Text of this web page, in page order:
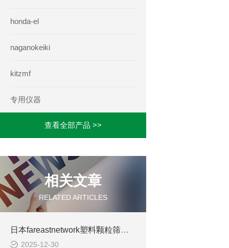
honda-el
naganokeiki
kitzmf
专用仪器
查看全部产品 >>
相关文章
RELATED ARTICLES
日本fareastnetwork塑料颗粒筛分机
2025-12-30